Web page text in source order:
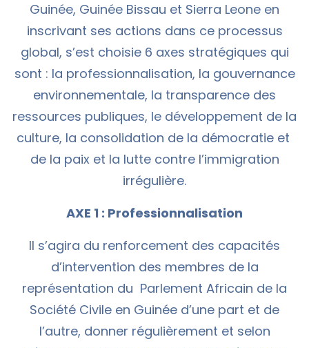
Guinée, Guinée Bissau et Sierra Leone en
inscrivant ses actions dans ce processus
global, s’est choisie 6 axes stratégiques qui
sont : la professionnalisation, la gouvernance
environnementale, la transparence des
ressources publiques, le développement de la
culture, la consolidation de la démocratie et
de la paix et la lutte contre l’immigration
irrégulière.
AXE 1 : Professionnalisation
Il s’agira du renforcement des capacités
d’intervention des membres de la
représentation du Parlement Africain de la
Société Civile en Guinée d’une part et de
l’autre, donner régulièrement et selon